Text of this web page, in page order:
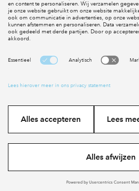
Social Media
Cookies
Privacy statement